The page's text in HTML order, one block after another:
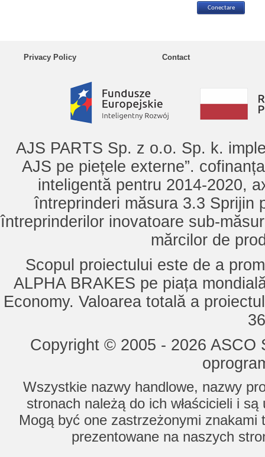
Privacy Policy Contact
AJS PARTS Sp. z o.o. Sp. k.
AJS pe piețele externe”.
inteligentă pentru 2014-2020,
întreprinderi măsura 3.3 Sprijin
întreprinderilor inovatoare sub-
mărcilor de
Scopul proiectului este de a
ALPHA BRAKES pe piața
Economy. Valoarea totală a
Copyright © 2005 - 2026
Wszystkie nazwy handlowe, nazwy
stronach należą do ich właścicieli i
Mogą być one zastrzeżonymi znakami
prezentowane na naszych